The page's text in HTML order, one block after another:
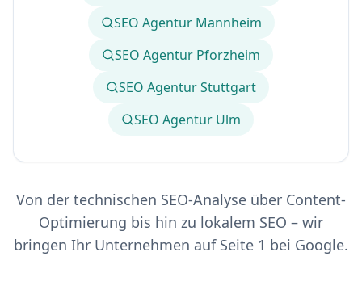
SEO Agentur Mannheim
SEO Agentur Pforzheim
SEO Agentur Stuttgart
SEO Agentur Ulm
Von der technischen SEO-Analyse über Content-
Optimierung bis hin zu lokalem SEO – wir
bringen Ihr Unternehmen auf Seite 1 bei Google.